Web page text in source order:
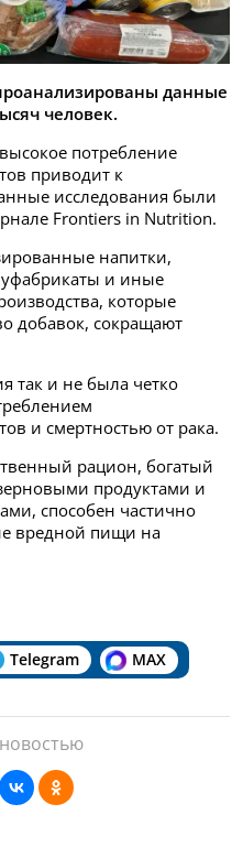
данные
человек.
потребление
приводит к
исследования были
Frontiers in Nutrition.
напитки,
и иные
которые
добавок, сокращают
так и не была четко
и смертностью от рака.
рацион, богатый
продуктами и
способен частично
вредной пищи на
Telegram MAX